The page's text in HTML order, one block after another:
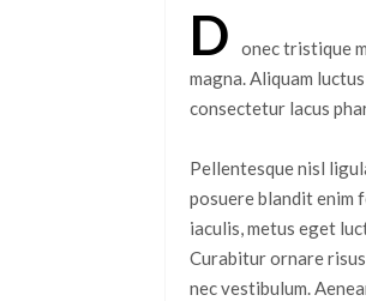
D
onec tristique
magna. Aliquam
consectetur lacus
Pellentesque nisl
posuere blandit enim
iaculis, metus eget
Curabitur ornare
nec vestibulum.